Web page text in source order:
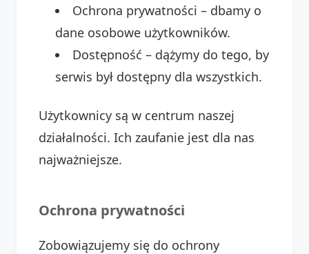
Ochrona prywatności – dbamy o
dane osobowe użytkowników.
Dostępność – dążymy do tego, by
serwis był dostępny dla wszystkich.
Użytkownicy są w centrum naszej
działalności. Ich zaufanie jest dla nas
najważniejsze.
Ochrona prywatności
Zobowiązujemy się do ochrony